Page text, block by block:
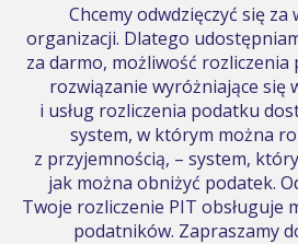
Chcemy odwdzięczyć się za
organizacji. Dlatego
za darmo, możliwość
rozwiązanie wyróżniające się
i usług rozliczenia podatku
system, w którym można
z przyjemnością, – system,
jak można obniżyć podatek.
Twoje rozliczenie PIT obsługuje
podatników. Zapraszamy